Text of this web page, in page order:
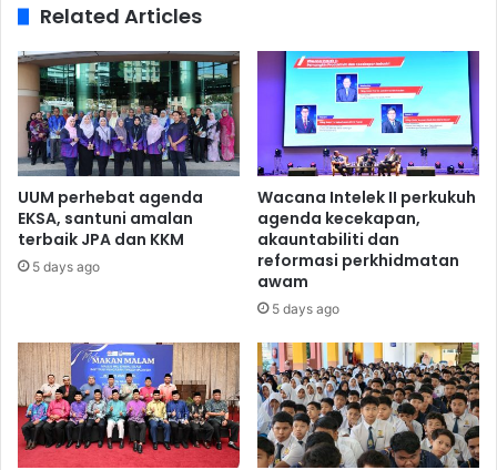
Related Articles
UUM perhebat agenda
EKSA, santuni amalan
terbaik JPA dan KKM
5 days ago
Wacana Intelek II perkukuh
agenda kecekapan,
akauntabiliti dan
reformasi perkhidmatan
awam
5 days ago